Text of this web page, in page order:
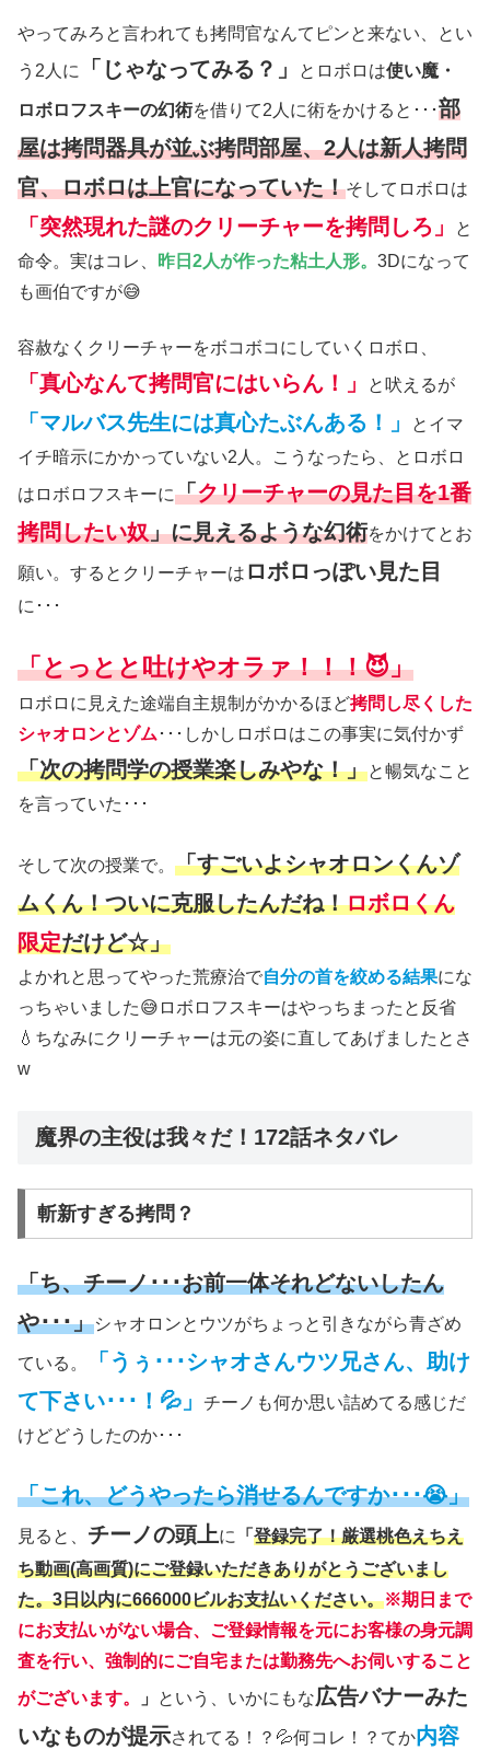
やってみろと言われても拷問官なんてピンと来ない、とい
う2人に
「じゃなってみる？」 とロボロは使い魔・
ロボロフスキーの幻術を借りて2人に術をかけると･･･部
屋は拷問器具が並ぶ拷問部屋、2人は新人拷問
官、ロボロは上官になっていた！そしてロボロは
「突然現れた謎のクリーチャーを拷問しろ」
と
命令。実はコレ、
昨日2人が作った粘土人形。 3Dになって
も画伯ですが😅
容赦なくクリーチャーをボコボコにしていくロボロ、
「真心なんて拷問官にはいらん！」 と吠えるが
「マルバス先生には真心たぶんある！」
とイマ
イチ暗示にかかっていない2人。こうなったら、とロボロ
はロボロフスキーに「クリーチャーの見た目を1番
拷問したい奴」に見えるような幻術をかけてとお
願い。するとクリーチャーは ロボロっぽい見た目
に･･･
「とっとと吐けやオラァ！！！😈」
ロボロに見えた途端自主規制がかかるほど拷問し尽くした
シャオロンとゾム ･･･しかしロボロはこの事実に気付かず
「次の拷問学の授業楽しみやな！」と暢気なこと
を言っていた･･･
そして次の授業で。 「すごいよシャオロンくんゾ
ムくん！ついに克服したんだね！ロボロくん
限定だけど☆」
よかれと思ってやった荒療治で自分の首を絞める結果にな
っちゃいました😅ロボロフスキーはやっちまったと反省
💧ちなみにクリーチャーは元の姿に直してあげましたとさ
w
魔界の主役は我々だ！172話ネタバレ
斬新すぎる拷問？
「ち、チーノ･･･お前一体それどないしたん
や･･･」シャオロンとウツがちょっと引きながら青ざめ
ている。
「うぅ･･･シャオさんウツ兄さん、助け
て下さい･･･！💦」
チーノも何か思い詰めてる感じだ
けどどうしたのか･･･
「これ、どうやったら消せるんですか･･･😭」
見ると、 チーノの頭上に 「 登録完了！厳選桃色えちえ
ち動画(高画質)にご登録いただきありがとうございまし
た。3日以内に666000ビルお支払いください。※期日まで
にお支払いがない場合、ご登録情報を元にお客様の身元調
査を行い、強制的にご自宅または勤務先へお伺いすること
がございます。
」 という、いかにもな広告バナーみた
いなものが提示されてる！？💦何コレ！？てか内容